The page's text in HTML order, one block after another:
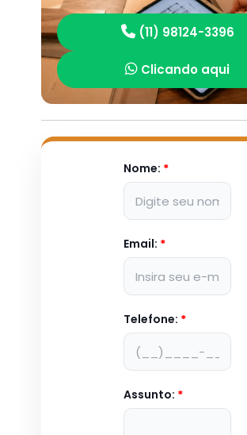
(11) 98124-3396
Clicando aqui
Nome: *
Email: *
Telefone: *
Assunto: *